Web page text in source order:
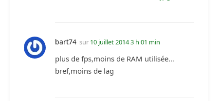
bart74 sur 10 juillet 2014 3 h 01 min
plus de fps,moins de RAM utilisée…
bref,moins de lag